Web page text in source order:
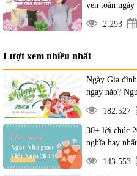
vẹn toàn ngày
2.293
Lượt xem nhiều nhất
Ngày Gia
ngày nào?
182.527
30+ lời chúc
nghĩa hay
143.553